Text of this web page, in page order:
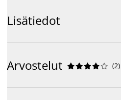
Lisätiedot
Arvostelut 




 (2)